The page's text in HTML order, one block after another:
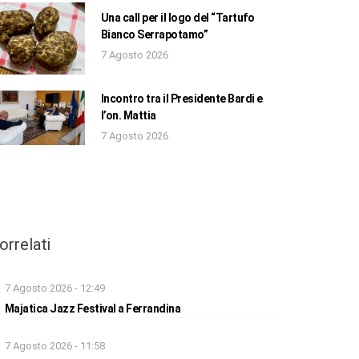
Una call per il logo del “Tartufo
Bianco Serrapotamo”
7 Agosto 2026
Incontro tra il Presidente Bardi e
l’on. Mattia
7 Agosto 2026
7 Agosto 2026 - 12:49
Majatica Jazz Festival a Ferrandina
7 Agosto 2026 - 11:58